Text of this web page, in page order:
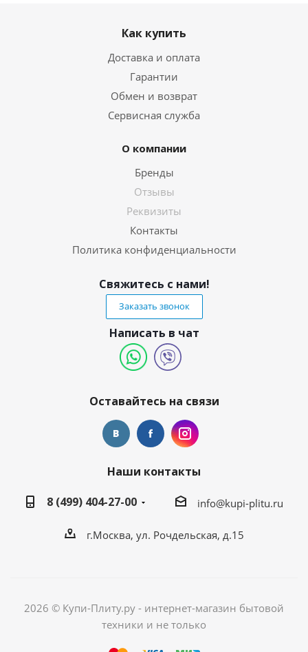
Как купить
Доставка и оплата
Гарантии
Обмен и возврат
Сервисная служба
О компании
Бренды
Отзывы
Реквизиты
Контакты
Политика конфиденциальности
Свяжитесь с нами!
Заказать звонок
Написать в чат
Оставайтесь на связи
Наши контакты
8 (499) 404-27-00
info@kupi-plitu.ru
г.Москва, ул. Рочдельская, д.15
2026 © Купи-Плиту.ру - интернет-магазин бытовой
техники и не только